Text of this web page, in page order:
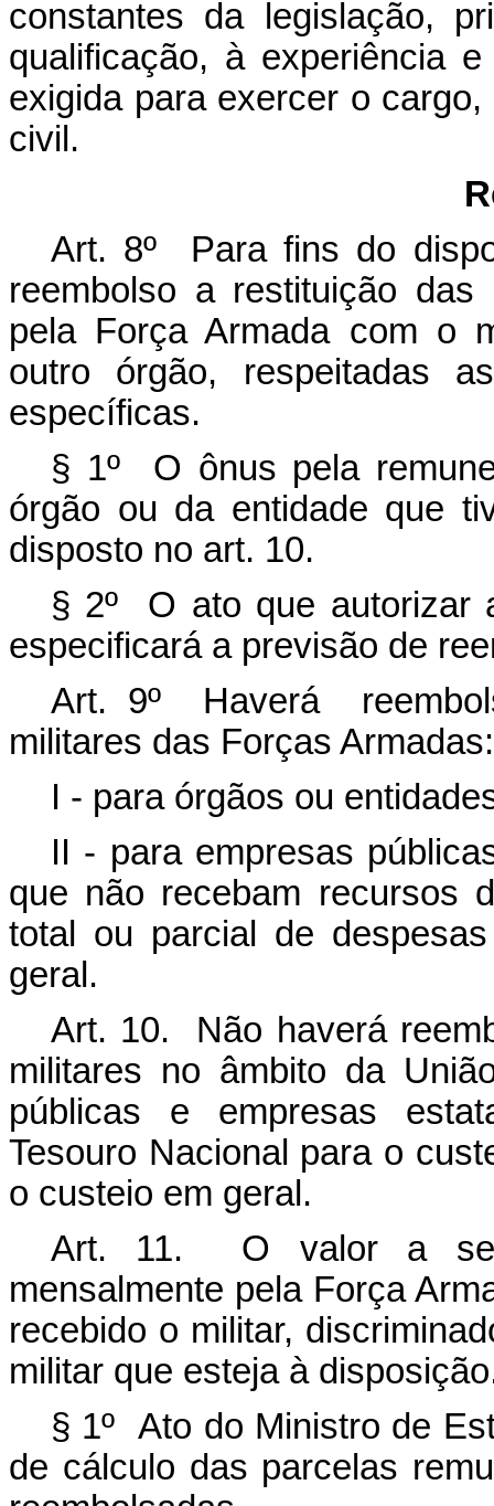
constantes da legislação,
qualificação, à experiência
exigida para exercer o
civil.
Art. 8º Para fins do
reembolso a restituição
pela Força Armada com o
outro órgão, respeitadas
específicas.
§ 1º O ônus pela
órgão ou da entidade que
disposto no art. 10.
§ 2º O ato que autorizar
especificará a previsão de
Art. 9º Haverá
militares das Forças Armadas:
I - para órgãos ou
II - para empresas
que não recebam recursos
total ou parcial de
geral.
Art. 10. Não haverá
militares no âmbito da
públicas e empresas
Tesouro Nacional para o
o custeio em geral.
Art. 11. O valor a ser
mensalmente pela Força
recebido o militar,
militar que esteja à
§ 1º Ato do Ministro de
de cálculo das parcelas